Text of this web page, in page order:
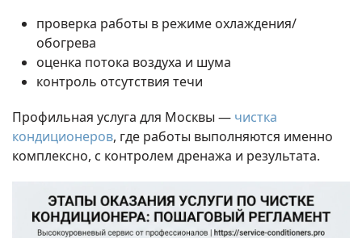
проверка работы в режиме охлаждения/
обогрева
оценка потока воздуха и шума
контроль отсутствия течи
Профильная услуга для Москвы — чистка
кондиционеров, где работы выполняются именно
комплексно, с контролем дренажа и результата.